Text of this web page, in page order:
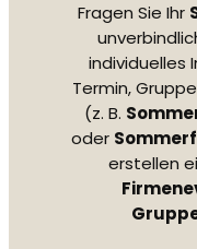
Fragen Sie Ihr
individuelles
Termin,
(z. B.
oder
erstellen